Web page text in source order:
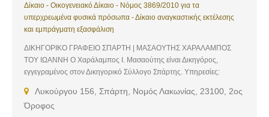
Δίκαιο - Οικογενειακό Δίκαιο - Νόμος 3869/2010 για τα
υπερχρεωμένα φυσικά πρόσωπα - Δίκαιο αναγκαστικής εκτέλεσης
και εμπράγματη εξασφάλιση
ΔΙΚΗΓΟΡΙΚΟ ΓΡΑΦΕΙΟ ΣΠΑΡΤΗ | ΜΑΣΑΟΥΤΗΣ ΧΑΡΑΛΑΜΠΟΣ
ΤΟΥ ΙΩΑΝΝΗ Ο Χαράλαμπος Ι. Μασαούτης είναι Δικηγόρος,
εγγεγραμένος στον Δικηγορικό Σύλλογο Σπάρτης. Υπηρεσίες:
Δίκαιο, Οικογενειακό Δίκαιο, Νόμος 3869/2010 για τα υπερχρεωμένα
φυσικά πρόσωπα, Δίκαιο αναγκαστικής εκτέλεσης και εμπράγματη
Λυκούργου 156, Σπάρτη, Νομός Λακωνίας, 23100, 2ος
Όροφος